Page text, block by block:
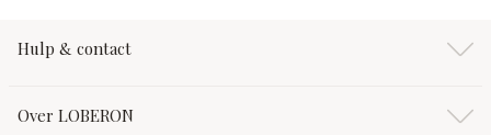
Hulp & contact
Over LOBERON